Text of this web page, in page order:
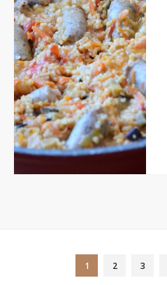
1 2 3